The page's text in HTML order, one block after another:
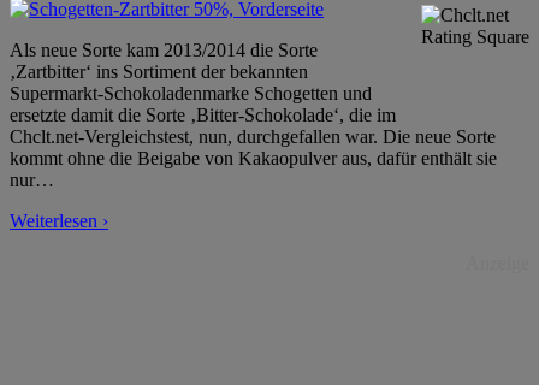
Als neue Sorte kam 2013/2014 die Sorte
‚Zartbitter‘ ins Sortiment der bekannten
Supermarkt-Schokoladenmarke Schogetten und
ersetzte damit die Sorte ‚Bitter-Schokolade‘, die im
Chclt.net-Vergleichstest, nun, durchgefallen war. Die neue Sorte
kommt ohne die Beigabe von Kakaopulver aus, dafür enthält sie
nur…
Weiterlesen ›